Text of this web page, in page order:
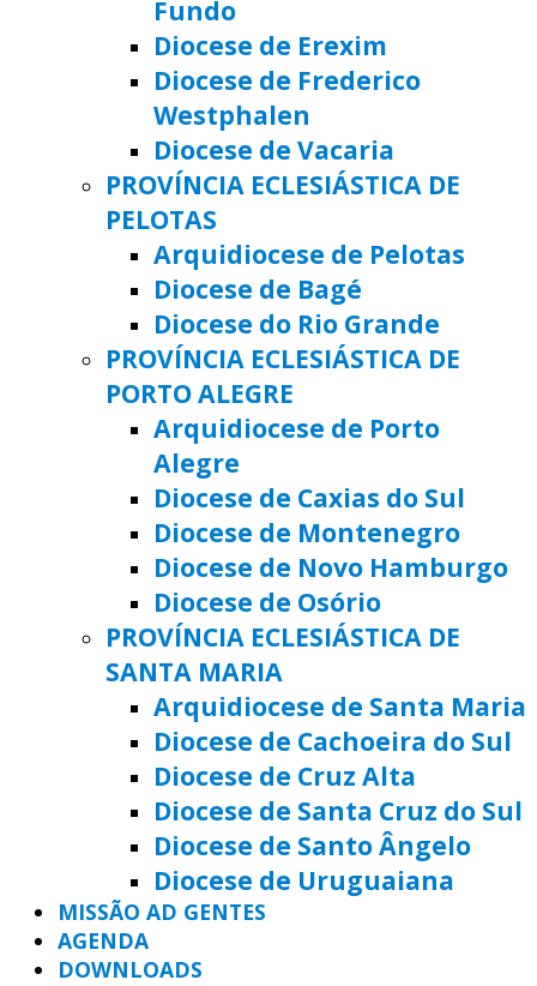
Fundo
Diocese de Erexim
Diocese de Frederico
Westphalen
Diocese de Vacaria
PROVÍNCIA ECLESIÁSTICA DE
PELOTAS
Arquidiocese de Pelotas
Diocese de Bagé
Diocese do Rio Grande
PROVÍNCIA ECLESIÁSTICA DE
PORTO ALEGRE
Arquidiocese de Porto
Alegre
Diocese de Caxias do Sul
Diocese de Montenegro
Diocese de Novo Hamburgo
Diocese de Osório
PROVÍNCIA ECLESIÁSTICA DE
SANTA MARIA
Arquidiocese de Santa Maria
Diocese de Cachoeira do Sul
Diocese de Cruz Alta
Diocese de Santa Cruz do Sul
Diocese de Santo Ângelo
Diocese de Uruguaiana
MISSÃO AD GENTES
AGENDA
DOWNLOADS